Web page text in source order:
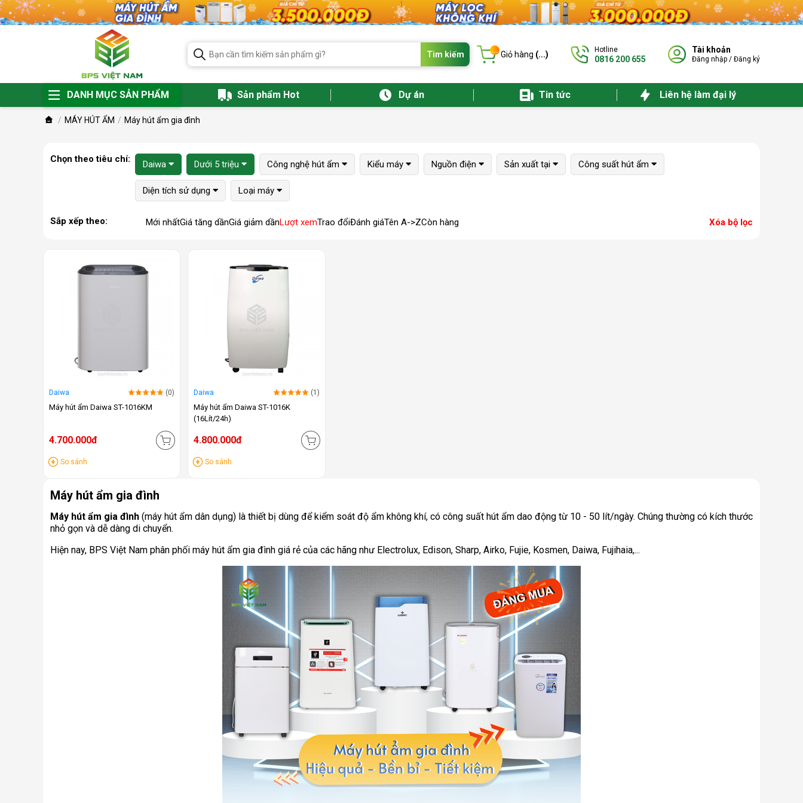
Tìm kiếm ... Giỏ hàng (...) Hotline
0816 200 655
Tài khoản
Đăng nhập / Đăng ký
DANH MỤC SẢN PHẨM Sản phẩm Hot Dự án Tin tức Liên hệ làm đại lý
MÁY HÚT ẨM Máy hút ẩm gia đình
Chọn theo tiêu chí: Daiwa Dưới 5 triệu Công nghệ hút ẩm Kiểu máy Nguồn điện Sản xuất tại Công suất hút ẩm
Diện tích sử dụng Loại máy
Sắp xếp theo: Mới nhấtGiá tăng dầnGiá giảm dầnLượt xemTrao đổiĐánh giáTên A->ZCòn hàng Xóa bộ lọc
Daiwa (0)
Máy hút ẩm Daiwa ST-1016KM
4.700.000đ
So sánh
Daiwa (1)
Máy hút ẩm Daiwa ST-1016K
(16Lít/24h)
4.800.000đ
So sánh
Máy hút ẩm gia đình
Máy hút ẩm gia đình (máy hút ẩm dân dụng) là thiết bị dùng để kiểm soát độ ẩm không khí, có công suất hút ẩm dao động từ 10 - 50 lít/ngày. Chúng thường có kích thước
nhỏ gọn và dễ dàng di chuyển.
Hiện nay, BPS Việt Nam phân phối máy hút ẩm gia đình giá rẻ của các hãng như Electrolux, Edison, Sharp, Airko, Fujie, Kosmen, Daiwa, Fujihaia,...